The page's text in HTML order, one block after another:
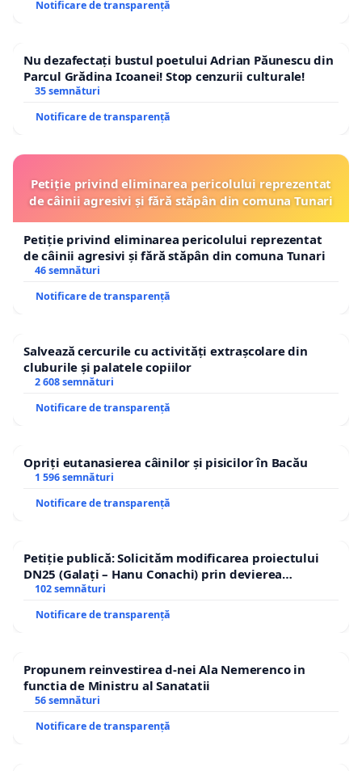
Notificare de transparență
Nu dezafectați bustul poetului Adrian Păunescu din
Parcul Grădina Icoanei! Stop cenzurii culturale!
35 semnături
Notificare de transparență
Petiție privind eliminarea pericolului reprezentat
de câinii agresivi și fără stăpân din comuna Tunari
Petiție privind eliminarea pericolului reprezentat
de câinii agresivi și fără stăpân din comuna Tunari
46 semnături
Notificare de transparență
Salvează cercurile cu activități extrașcolare din
cluburile și palatele copiilor
2 608 semnături
Notificare de transparență
Opriți eutanasierea câinilor și pisicilor în Bacău
1 596 semnături
Notificare de transparență
Petiție publică: Solicităm modificarea proiectului
DN25 (Galați – Hanu Conachi) prin devierea
traseului în afara localităților!
102 semnături
Notificare de transparență
Propunem reinvestirea d-nei Ala Nemerenco in
functia de Ministru al Sanatatii
56 semnături
Notificare de transparență